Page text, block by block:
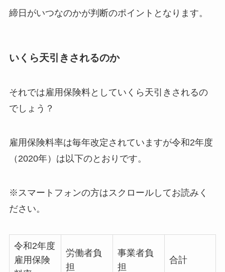
締日がいつなのかが判断のポイントとなります。
いくら天引きされるのか
それでは雇用保険料としていくら天引きされるの
でしょう？
雇用保険料率は毎年改定されていますが令和2年度
（2020年）は以下のとおりです。
※スマートフォンの方はスクロールしてお読みく
ださい。
令和2年度
雇用保険
労働者負
担
事業者負
担
合計